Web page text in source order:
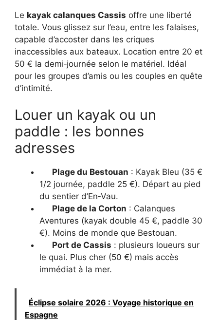
Le kayak calanques Cassis offre une liberté
totale. Vous glissez sur l’eau, entre les falaises,
capable d’accoster dans les criques
inaccessibles aux bateaux. Location entre 20 et
50 € la demi‑journée selon le matériel. Idéal
pour les groupes d’amis ou les couples en quête
d’intimité.
Louer un kayak ou un
paddle : les bonnes
adresses
Plage du Bestouan : Kayak Bleu (35 €
1/2 journée, paddle 25 €). Départ au pied
du sentier d’En‑Vau.
Plage de la Corton : Calanques
Aventures (kayak double 45 €, paddle 30
€). Moins de monde que Bestouan.
Port de Cassis : plusieurs loueurs sur
le quai. Plus cher (50 €) mais accès
immédiat à la mer.
Éclipse solaire 2026 : Voyage historique en
Espagne